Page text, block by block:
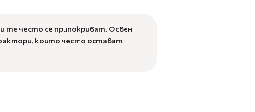
те често се припокриват. Освен
които често остават